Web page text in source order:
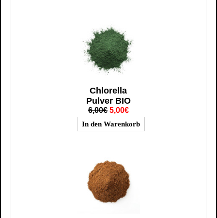
Chlorella
Pulver BIO
6,00€ 5,00€